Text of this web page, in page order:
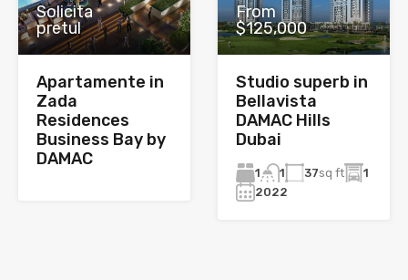
Solicita
pretul
Apartamente in
Zada
Residences
Business Bay by
DAMAC
From
$125,000
Studio superb in
Bellavista
DAMAC Hills
Dubai
1 1 37sq ft
1
2022